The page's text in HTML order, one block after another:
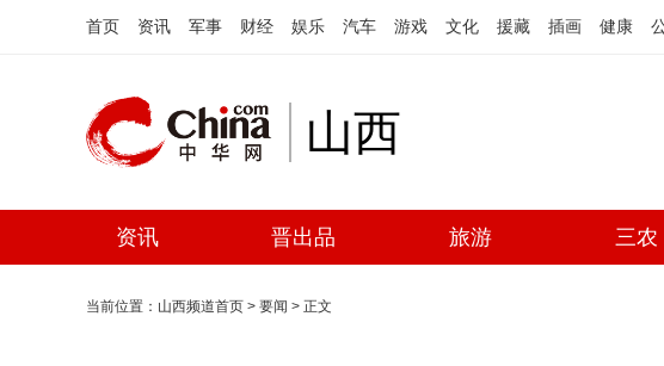
首页 资讯 军事 财经 娱乐 汽车 游戏 文化 援藏 插画 健康
山西
资讯 晋出品 旅游 三农
当前位置： 山西频道首页 > 要闻 > 正文